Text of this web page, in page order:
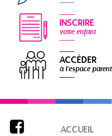
INSCRIRE
votre enfant
ACCÉDER
à l'espace parent

ACCUEIL